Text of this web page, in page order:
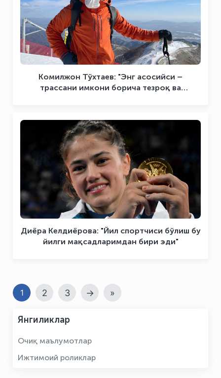
Комилжон Тўхтаев: "Энг асосийси –
трассани имкони борича тезроқ ва
Диёра Келдиёрова: "Йил спортчиси бўлиш бу
йилги мақсадларимдан бири эди"
1 2 3 → »
Янгиликлар
Очиқ маълумотлар
Ижтимоий роликлар